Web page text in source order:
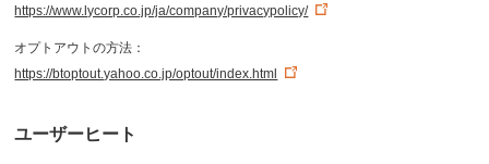
https://www.lycorp.co.jp/ja/company/privacypolicy/
オプトアウトの方法：
https://btoptout.yahoo.co.jp/optout/index.html
ユーザーヒート